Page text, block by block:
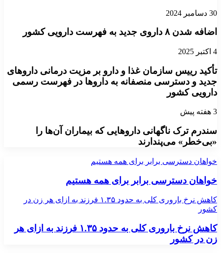
30 دسامبر 2024
اضافه شدن ۸ داروی جدید به فهرست دارویی کشور
4 اکتبر 2025
تأکید رییس سازمان غذا و دارو بر مزیت درمانی داروهای
جدید و دسترسی منصفانه به داروها در فهرست رسمی
دارویی کشور
3 هفته پیش
سندرم ترک ناگهانی داروهایی که بیماران آن‌ها را
«بی‌خطر» می‌پندارند
خواهان دسترسی برابر برای همه هستیم
خواهان دسترسی برابر برای همه هستیم
کاهش نرخ باروری کلی به حدود ۱.۳۵ فرزند به ازای هر زن در
کشور
کاهش نرخ باروری کلی به حدود ۱.۳۵ فرزند به ازای هر
زن در کشور